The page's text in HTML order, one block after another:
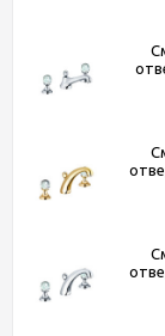
Длина излива
метров от
павильон 205В
- Доставка по